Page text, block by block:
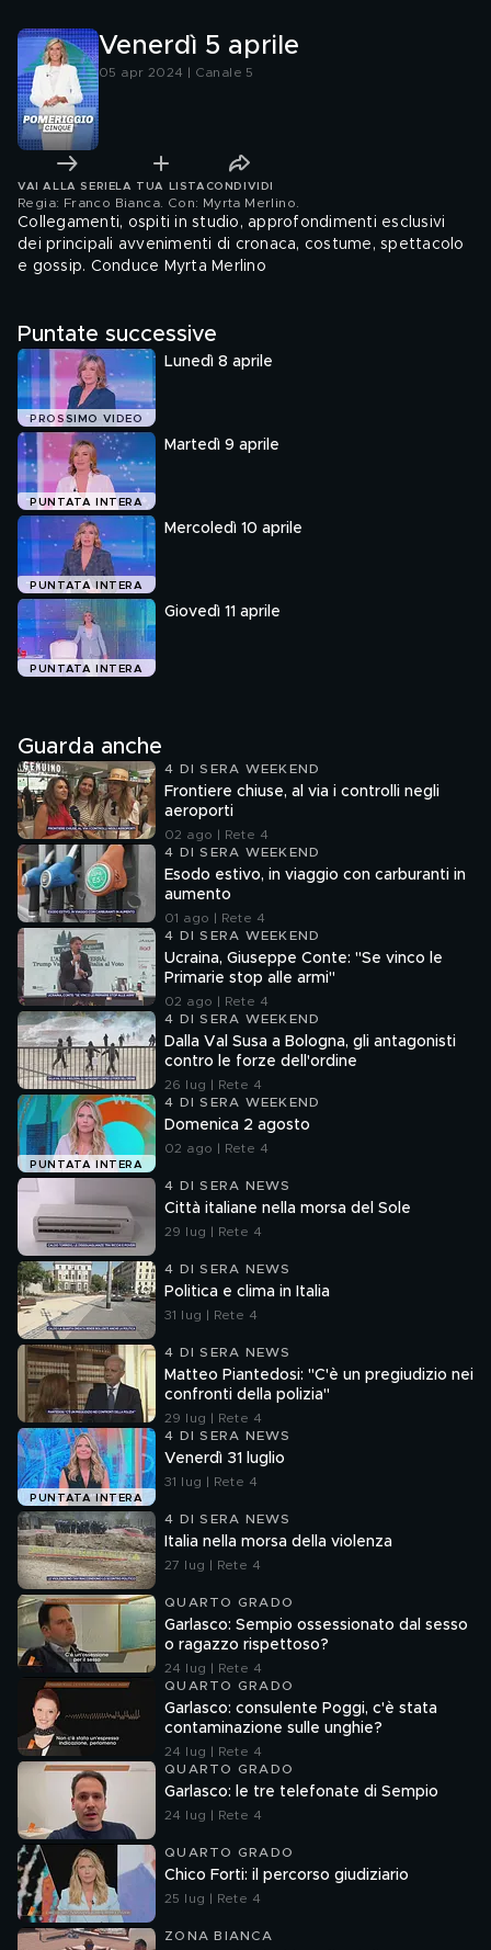
Venerdì 5 aprile
05 apr 2024 | Canale 5
VAI ALLA SERIE LA TUA LISTA CONDIVIDI
Regia: Franco Bianca. Con: Myrta Merlino
Collegamenti, ospiti in studio, approfondimenti esclusivi
dei principali avvenimenti di cronaca, costume, spettacolo
e gossip. Conduce Myrta Merlino
Puntate successive
PROSSIMO VIDEO
Lunedì 8 aprile
PUNTATA INTERA
Martedì 9 aprile
PUNTATA INTERA
Mercoledì 10 aprile
PUNTATA INTERA
Giovedì 11 aprile
Guarda anche
4 DI SERA WEEKEND
Frontiere chiuse, al via i controlli negli
aeroporti
02 ago | Rete 4
4 DI SERA WEEKEND
Esodo estivo, in viaggio con carburanti in
aumento
01 ago | Rete 4
4 DI SERA WEEKEND
Ucraina, Giuseppe Conte: "Se vinco le
Primarie stop alle armi"
02 ago | Rete 4
4 DI SERA WEEKEND
Dalla Val Susa a Bologna, gli antagonisti
contro le forze dell'ordine
26 lug | Rete 4
PUNTATA INTERA
4 DI SERA WEEKEND
Domenica 2 agosto
02 ago | Rete 4
4 DI SERA NEWS
Città italiane nella morsa del Sole
29 lug | Rete 4
4 DI SERA NEWS
Politica e clima in Italia
31 lug | Rete 4
4 DI SERA NEWS
Matteo Piantedosi: "C'è un pregiudizio nei
confronti della polizia"
29 lug | Rete 4
PUNTATA INTERA
4 DI SERA NEWS
Venerdì 31 luglio
31 lug | Rete 4
4 DI SERA NEWS
Italia nella morsa della violenza
27 lug | Rete 4
QUARTO GRADO
Garlasco: Sempio ossessionato dal sesso
o ragazzo rispettoso?
24 lug | Rete 4
QUARTO GRADO
Garlasco: consulente Poggi, c'è stata
contaminazione sulle unghie?
24 lug | Rete 4
QUARTO GRADO
Garlasco: le tre telefonate di Sempio
24 lug | Rete 4
QUARTO GRADO
Chico Forti: il percorso giudiziario
25 lug | Rete 4
ZONA BIANCA